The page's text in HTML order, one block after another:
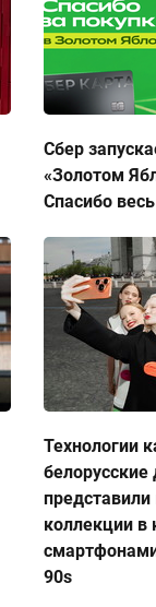
Сбер
«Золотом
Спасибо
Технологии
коллекции в
90s